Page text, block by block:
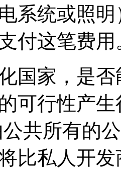
系统或照
付这笔费用
家，是否
可行性产
共所有的
比私人开发